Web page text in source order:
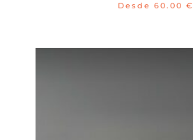
Desde 60.00€